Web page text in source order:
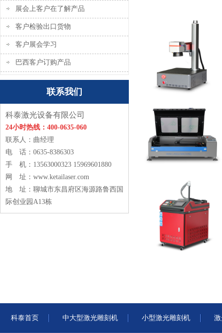
展会上客户在了解产品
客户检验出口货物
客户展会学习
巴西客户订购产品
联系我们
科泰激光设备有限公司
24小时热线：400-0635-060
联系人：曲经理
电 话：0635-8386303
手 机：13563000323 15969601880
网 址： www.ketailaser.com
地 址：聊城市东昌府区海源路鲁西国
际创业园A13栋
科泰首页 中大型激光雕刻机 小型激光雕刻机